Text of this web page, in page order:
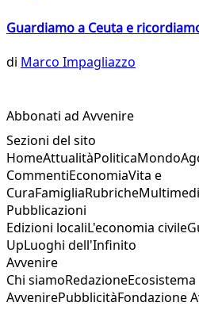
Guardiamo a Ceuta e
di Marco Impagliazzo
Abbonati ad Avvenire
Sezioni del sito
HomeAttualitàPoliticaMondo
CommentiEconomiaVita e
CuraFamigliaRubriche
Pubblicazioni
Edizioni localiL'economia civile
UpLuoghi dell'Infinito
Avvenire
Chi siamoRedazioneEcosistema
AvvenirePubblicitàFondazione